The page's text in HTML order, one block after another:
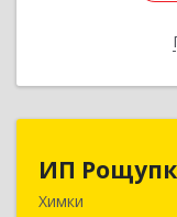
ИП
Химки141402,